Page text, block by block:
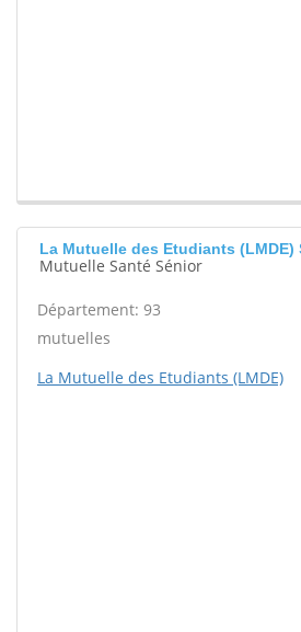
La Mutuelle des Etudiants (LMDE)
Mutuelle Santé Sénior
Département: 93
mutuelles
La Mutuelle des Etudiants (LMDE)